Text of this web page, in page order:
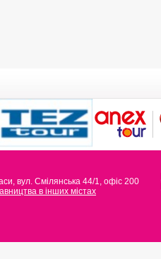
, вул. Смілянська 44/1, офіс 200
в інших містах